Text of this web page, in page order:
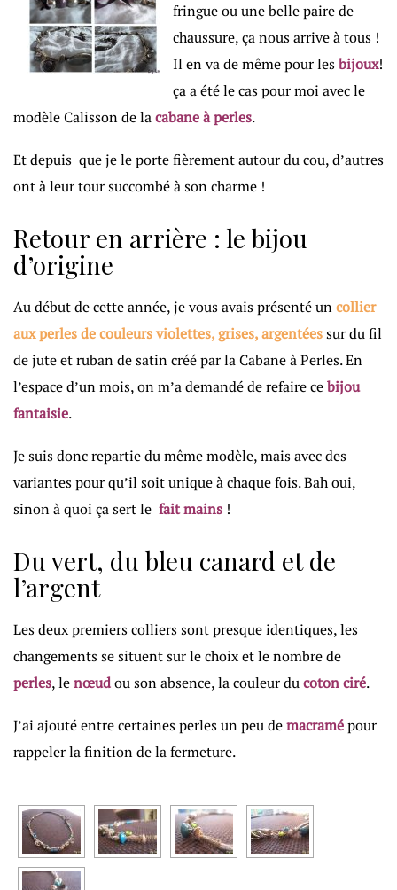
fringue ou une belle paire de
chaussure, ça nous arrive à tous !
Il en va de même pour lesbijoux!
ça a été le cas pour moi avec le
modèle Calisson de lacabane à perles.
Et depuis que je le porte fièrement autour du cou, d’autres
ont à leur tour succombé à son charme !
Retour en arrière : le bijou
d’origine
Au début de cette année, je vous avais présenté uncollier
aux perles de couleurs violettes, grises, argentéessur du fil
de jute et ruban de satin créé par la Cabane à Perles. En
l’espace d’un mois, on m’a demandé de refaire cebijou
fantaisie.
Je suis donc repartie du même modèle, mais avec des
variantes pour qu’il soit unique à chaque fois. Bah oui,
sinon à quoi ça sert le fait mains !
Du vert, du bleu canard et de
l’argent
Les deux premiers colliers sont presque identiques, les
changements se situent sur le choix et le nombre de
perles, lenœudou son absence, la couleur ducoton ciré.
J’ai ajouté entre certaines perles un peu demacramépour
rappeler la finition de la fermeture.